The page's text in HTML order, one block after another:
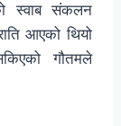
स्वाब संकलन
आएको थियो
गौतमले